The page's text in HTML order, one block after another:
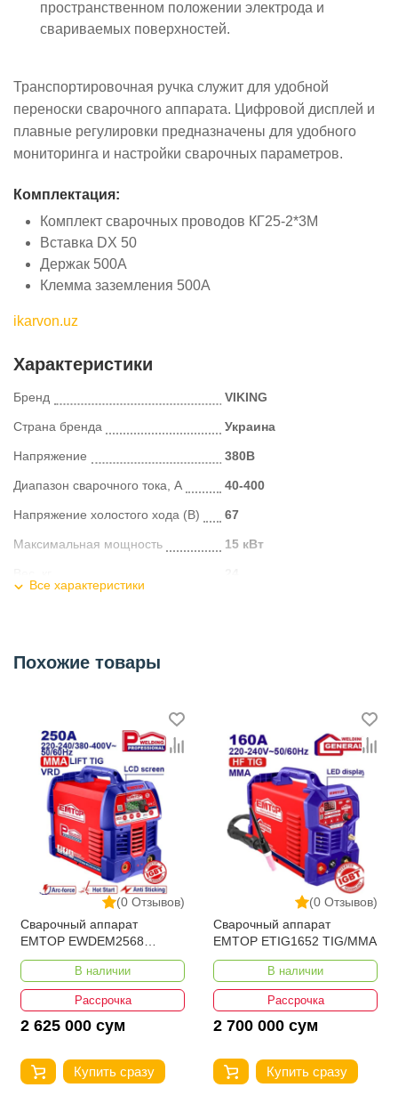
пространственном положении электрода и
свариваемых поверхностей.
Транспортировочная ручка служит для удобной
переноски сварочного аппарата. Цифровой дисплей и
плавные регулировки предназначены для удобного
мониторинга и настройки сварочных параметров.
Комплектация:
Комплект сварочных проводов КГ25-2*3М
Вставка DX 50
Держак 500А
Клемма заземления 500А
ikarvon.uz
Характеристики
Бренд VIKING
Страна бренда Украина
Напряжение 380В
Диапазон сварочного тока, А 40-400
Напряжение холостого хода (B) 67
Максимальная мощность 15 кВт
Все характеристики
Похожие товары
(0 Отзывов)
Сварочный аппарат
EMTOP EWDEM2568
MMA/TIG Lift
В наличии
Рассрочка
2 625 000 сум
Купить сразу
(0 Отзывов)
Сварочный аппарат
EMTOP ETIG1652 TIG/MMA
В наличии
Рассрочка
2 700 000 сум
Купить сразу